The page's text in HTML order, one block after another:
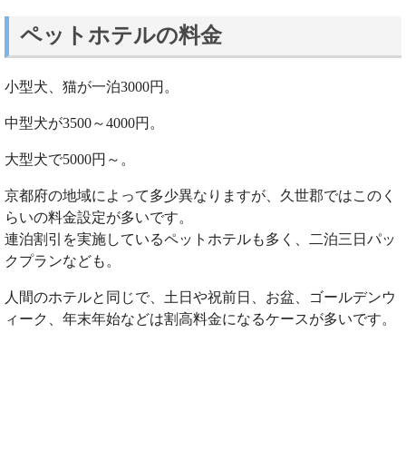
ペットホテルの料金
小型犬、猫が一泊3000円。
中型犬が3500～4000円。
大型犬で5000円～。
京都府の地域によって多少異なりますが、久世郡ではこのく
らいの料金設定が多いです。
連泊割引を実施しているペットホテルも多く、二泊三日パッ
クプランなども。
人間のホテルと同じで、土日や祝前日、お盆、ゴールデンウ
ィーク、年末年始などは割高料金になるケースが多いです。